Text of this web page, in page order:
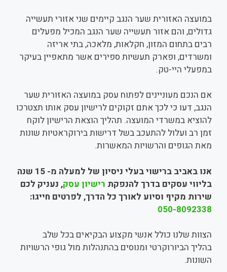
במועצה האזורית שער הנגב קיימים שני אזורי תעשייה
גדולים, והם אזור תעשייה שער הנגב המכיל מפעלים
רבים בתחום המזון, חקלאות, מלאכה, בתי אריזה
ומשרדים, ופארק תעשיות ספירים אשר מתאפיין בעיקר
במפעלי היי-טק.
אם הנכם מעוניינים לפתוח עסק במועצה האזורית שער
הנגב, דעו כי לכך אתם זקוקים לרישיון עסק אותו תצטרכו
להוציא במשרדי המועצה. תהליך הוצאת הרישיון לוקח
זמן רב ועלול להתעכב בשל דרישות בירוקראטיות שונות
מאת הגופים והרשויות המאשרות.
אנו באביב ברישוי בעלי ניסיון של למעלה מ- 15 שנה
בליווי עסקים בדרך להנפקת רישיון עסק, נעניק לכם
שירות מקיף וסיוע לאורך כל הדרך, לפרטים חייגו:
050-8092338
הצוות שלנו כולל אנשי מקצוע הבקיאים בכל שלב
בהליך הביורוקרטי ומנוסים בהתנהלות מול גופי הרשויות
השונות.